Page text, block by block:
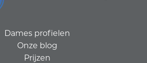
Dames profielen
Onze blog
Prijzen